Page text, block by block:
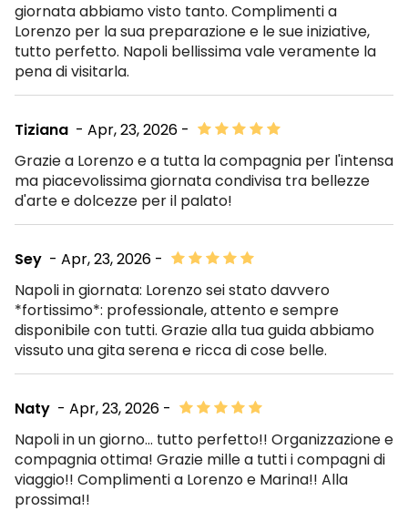
giornata abbiamo visto tanto. Complimenti a
Lorenzo per la sua preparazione e le sue iniziative,
tutto perfetto. Napoli bellissima vale veramente la
pena di visitarla.
- Apr, 23, 2026 -
Tiziana
Grazie a Lorenzo e a tutta la compagnia per l'intensa
ma piacevolissima giornata condivisa tra bellezze
d'arte e dolcezze per il palato!
- Apr, 23, 2026 -
Sey
Napoli in giornata: Lorenzo sei stato davvero
*fortissimo*: professionale, attento e sempre
disponibile con tutti. Grazie alla tua guida abbiamo
vissuto una gita serena e ricca di cose belle.
- Apr, 23, 2026 -
Naty
Napoli in un giorno... tutto perfetto!! Organizzazione e
compagnia ottima! Grazie mille a tutti i compagni di
viaggio!! Complimenti a Lorenzo e Marina!! Alla
prossima!!